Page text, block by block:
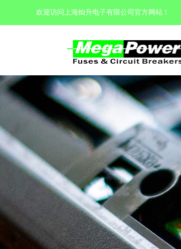
欢迎访问上海灿升电子有限公司官方网站 ！